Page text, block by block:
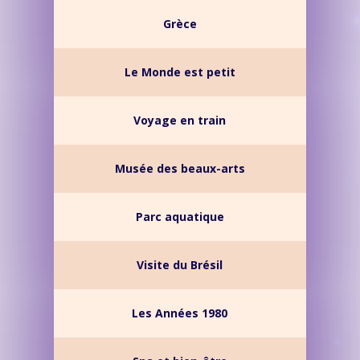
Grèce
Le Monde est petit
Voyage en train
Musée des beaux-arts
Parc aquatique
Visite du Brésil
Les Années 1980